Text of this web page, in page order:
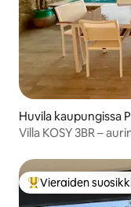
Huvila kaupungissa
Villa KOSY 3BR –
Vieraiden
Vieraiden